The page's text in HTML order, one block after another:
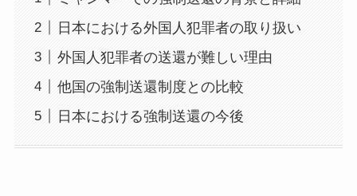
日本における外国人犯罪者の取り扱い
外国人犯罪者の送還が難しい理由
他国の強制送還制度との比較
日本における強制送還の今後